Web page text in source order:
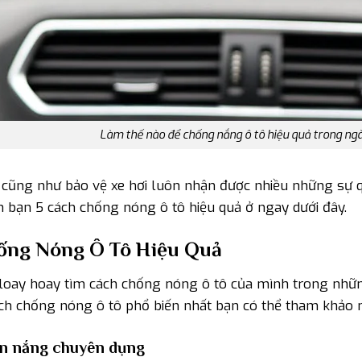
Làm thế nào để chống nắng ô tô hiệu quả trong
như bảo vệ xe hơi luôn nhận được nhiều những sự
bạn 5 cách chống nóng ô tô hiệu quả ở ngay dưới đây.
Nóng Ô Tô Hiệu Quả
hoay tìm cách chống nóng ô tô của mình trong
chống nóng ô tô phổ biến nhất bạn có thể tham khảo
nắng chuyên dụng